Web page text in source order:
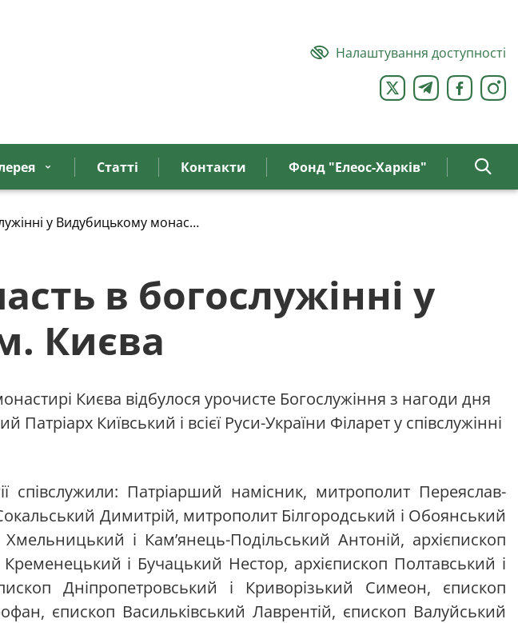
Налаштування доступності
Статтi Контакти Фонд "Елеос-Харків"
у Видубицькому монастирі м. Києва
в богослужінні у
Києва
Києва відбулося урочисте Богослужіння з нагоди дня
Київський і всієї Руси-України Філарет у співслужінні
співслужили: Патріарший намісник, митрополит Переяслав-
Димитрій, митрополит Білгородський і Обоянський
і Камʼянець-Подільський Антоній, архієпископ
і Бучацький Нестор, архієпископ Полтавський і
Дніпропетровський і Криворізький Симеон, єпископ
єпископ Васильківський Лаврентій, єпископ Валуйський